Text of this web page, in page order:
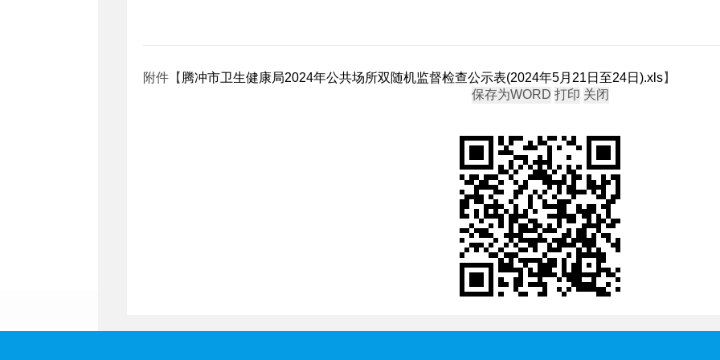
附件【 腾冲市卫生健康局2024年公共场所双随机监督检查公示表(2024年5月21日至24日).xls】